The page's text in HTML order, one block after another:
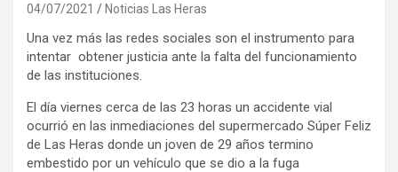
04/07/2021 Noticias Las Heras
Una vez más las redes sociales son el instrumento para
intentar obtener justicia ante la falta del funcionamiento
de las instituciones.
El día viernes cerca de las 23 horas un accidente vial
ocurrió en las inmediaciones del supermercado Súper Feliz
de Las Heras donde un joven de 29 años termino
embestido por un vehículo que se dio a la fuga